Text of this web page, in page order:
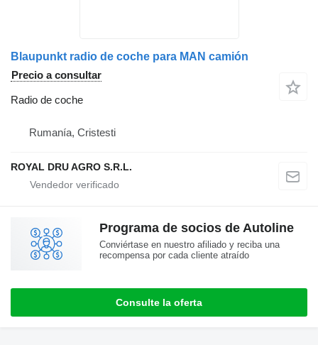
Blaupunkt radio de coche para MAN camión
Precio a consultar
Radio de coche
Rumanía, Cristesti
ROYAL DRU AGRO S.R.L.
Programa de socios de Autoline
Conviértase en nuestro afiliado y reciba una
recompensa por cada cliente atraído
Consulte la oferta